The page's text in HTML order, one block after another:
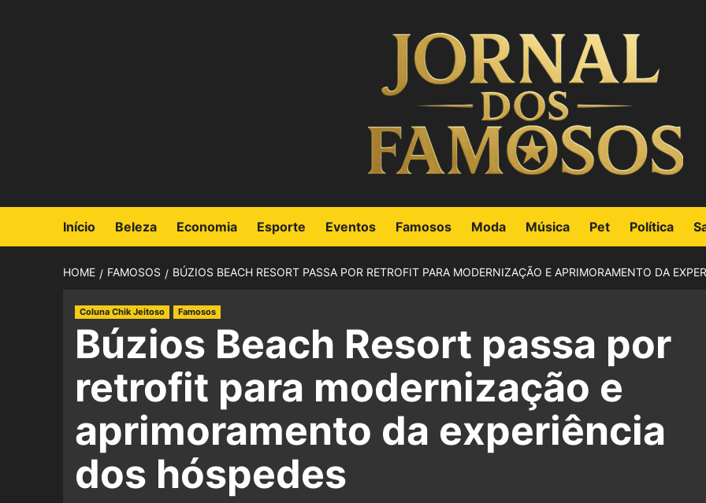
Início Beleza Economia Esporte Eventos Famosos Moda Música Pet Política
HOME FAMOSOS BÚZIOS BEACH RESORT PASSA POR RETROFIT PARA MODERNIZAÇÃO E APRIMORAMENTO DA
Coluna Chik Jeitoso Famosos
Búzios Beach Resort passa por
retrofit para modernização e
aprimoramento da experiência
dos hóspedes